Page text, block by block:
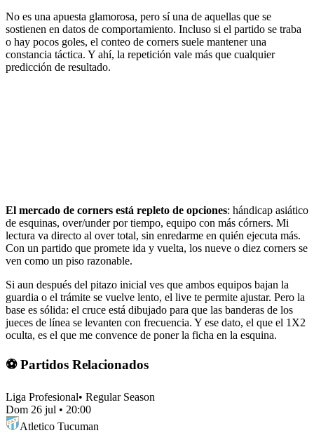
No es una apuesta glamorosa, pero sí una de aquellas que se
sostienen en datos de comportamiento. Incluso si el partido se traba
o hay pocos goles, el conteo de corners suele mantener una
constancia táctica. Y ahí, la repetición vale más que cualquier
predicción de resultado.
El mercado de corners está repleto de opciones: hándicap asiático
de esquinas, over/under por tiempo, equipo con más córners. Mi
lectura va directo al over total, sin enredarme en quién ejecuta más.
Con un partido que promete ida y vuelta, los nueve o diez corners se
ven como un piso razonable.
Si aun después del pitazo inicial ves que ambos equipos bajan la
guardia o el trámite se vuelve lento, el live te permite ajustar. Pero la
base es sólida: el cruce está dibujado para que las banderas de los
jueces de línea se levanten con frecuencia. Y ese dato, el que el 1X2
oculta, es el que me convence de poner la ficha en la esquina.
⚽ Partidos Relacionados
Liga Profesional• Regular Season
Dom 26 jul • 20:00
Atletico Tucuman